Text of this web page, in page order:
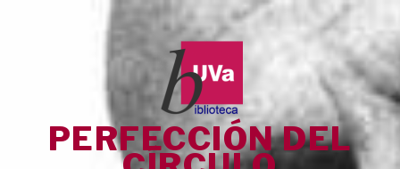
PERFECCIÓN DEL